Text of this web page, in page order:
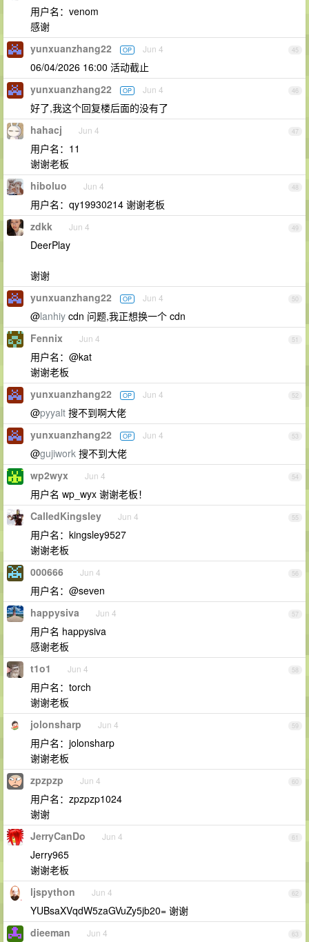
用户名：venom
感谢
45
yunxuanzhang22 OP Jun 4
06/04/2026 16:00 活动截止
46
yunxuanzhang22 OP Jun 4
好了,我这个回复楼后面的没有了
47
hahacj Jun 4
用户名：11
谢谢老板
48
hiboluo Jun 4
用户名：qy19930214 谢谢老板
49
zdkk Jun 4
DeerPlay
谢谢
50
yunxuanzhang22 OP Jun 4
@lanhiy cdn 问题,我正想换一个 cdn
51
Fennix Jun 4
用户名：@kat
谢谢老板
52
yunxuanzhang22 OP Jun 4
@pyyalt 搜不到啊大佬
53
yunxuanzhang22 OP Jun 4
@gujiwork 搜不到大佬
54
wp2wyx Jun 4
用户名 wp_wyx 谢谢老板！
55
CalledKingsley Jun 4
用户名：kingsley9527
谢谢老板
56
000666 Jun 4
用户名：@seven
57
happysiva Jun 4
用户名 happysiva
感谢老板
58
t1o1 Jun 4
用户名：torch
谢谢老板
59
jolonsharp Jun 4
用户名：jolonsharp
谢谢老板
60
zpzpzp Jun 4
用户名：zpzpzp1024
谢谢
61
JerryCanDo Jun 4
Jerry965
谢谢老板
62
ljspython Jun 4
YUBsaXVqdW5zaGVuZy5jb20= 谢谢
63
dieeman Jun 4